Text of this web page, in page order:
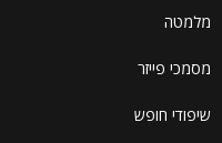
מלמטה
מסמכי פייזר
שיפודי חופש